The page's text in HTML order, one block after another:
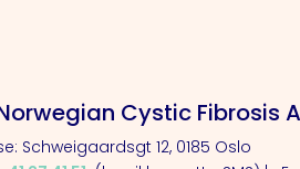
Cystic Fibrosis
Schweigaardsgt 12, 0185 Oslo